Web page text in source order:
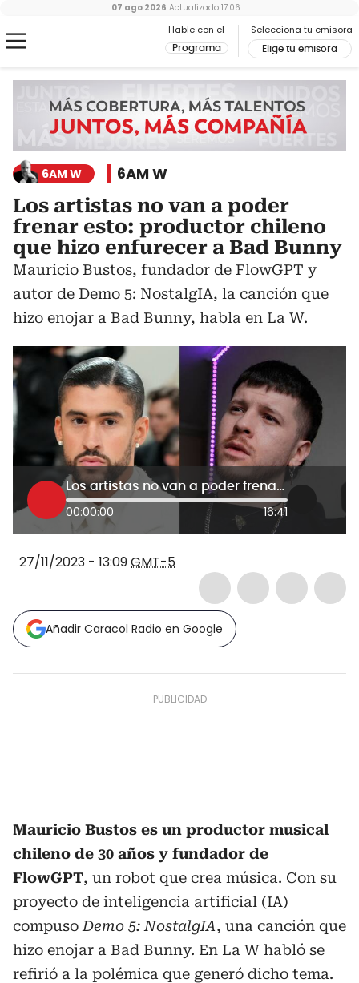
Hable con el
Programa
Selecciona tu emisora
Elige tu emisora
07 ago 2026 Actualizado 17:06
6AM W 6AM W
Los artistas no van a poder
frenar esto: productor chileno
que hizo enfurecer a Bad Bunny
Mauricio Bustos, fundador de FlowGPT y
autor de Demo 5: NostalgIA, la canción que
hizo enojar a Bad Bunny, habla en La W.
Los artistas no van a poder frenar esto: productor chileno que hizo enfurecer a Bad Bunny
00:00:00 16:41
27/11/2023 - 13:09GMT-5
Añadir Caracol Radio en Google
Mauricio Bustos es un productor musical
chileno de 30 años y fundador de
FlowGPT, un robot que crea música. Con su
proyecto de inteligencia artificial (IA)
compuso Demo 5: NostalgIA, una canción que
hizo enojar a Bad Bunny. En La W habló se
refirió a la polémica que generó dicho tema.